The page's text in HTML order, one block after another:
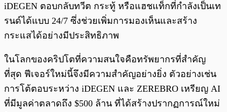
iDEGEN ตอบกลับทวีต กระทู้ หรือแฮชแท็กที่กำลังเป็นเท
รนด์ได้แบบ 24/7 ซึ่งช่วยเพิ่มการมองเห็นและสร้าง
กระแสได้อย่างมีประสิทธิภาพ
ในโลกของคริปโตที่ความสนใจคือทรัพยากรที่สำคัญ
ที่สุด ฟีเจอร์ใหม่นี้จึงมีความสำคัญอย่างยิ่ง ตัวอย่างเช่น
การโต้ตอบระหว่าง iDEGEN และ ZEREBRO เหรียญ AI
ที่มีมูลค่าตลาดถึง $500 ล้าน ที่ได้สร้างปรากฏการณ์ใหม่